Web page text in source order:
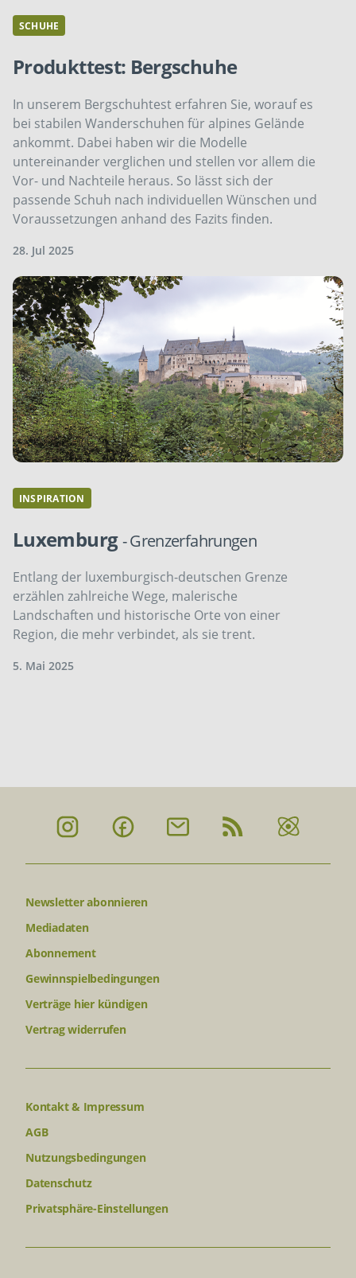
SCHUHE
Produkttest: Bergschuhe
In unserem Bergschuhtest erfahren Sie, worauf es
bei stabilen Wanderschuhen für alpines Gelände
ankommt. Dabei haben wir die Modelle
untereinander verglichen und stellen vor allem die
Vor- und Nachteile heraus. So lässt sich der
passende Schuh nach individuellen Wünschen und
Voraussetzungen anhand des Fazits finden.
28. Jul 2025
INSPIRATION
Luxemburg- Grenzerfahrungen
Entlang der luxemburgisch-deutschen Grenze
erzählen zahlreiche Wege, malerische
Landschaften und historische Orte von einer
Region, die mehr verbindet, als sie trent.
5. Mai 2025
Newsletter abonnieren
Mediadaten
Abonnement
Gewinnspielbedingungen
Verträge hier kündigen
Vertrag widerrufen
Kontakt & Impressum
AGB
Nutzungsbedingungen
Datenschutz
Privatsphäre-Einstellungen